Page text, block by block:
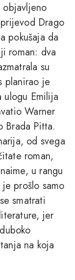
objavljeno
Drago
pokušaja da
roman: dva
su
planirao je
ulogu Emilija
Warner
Brada Pitta.
od svega
roman,
u rangu
prošlo samo
smatrati
jer
na koja